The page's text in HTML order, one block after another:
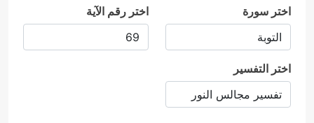
اختر سورة اختر رقم الآية
اختر التفسير